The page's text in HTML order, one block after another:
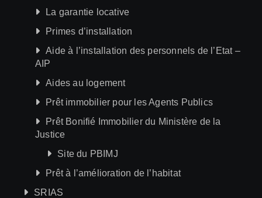
La garantie locative
Primes d’installation
Aide à l’installation des personnels de l’Etat –
AIP
Aides au logement
Prêt immobilier pour les Agents Publics
Prêt Bonifié Immobilier du Ministère de la
Justice
Site du PBIMJ
Prêt à l’amélioration de l’habitat
SRIAS